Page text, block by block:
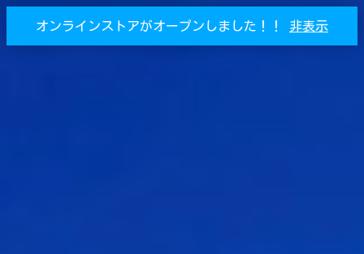
オンラインストアがオープンしました！！ 非表示